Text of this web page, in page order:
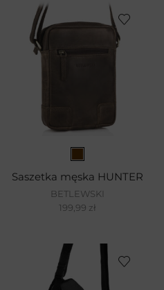
Saszetka męska HUNTER
BETLEWSKI
199,99 zł